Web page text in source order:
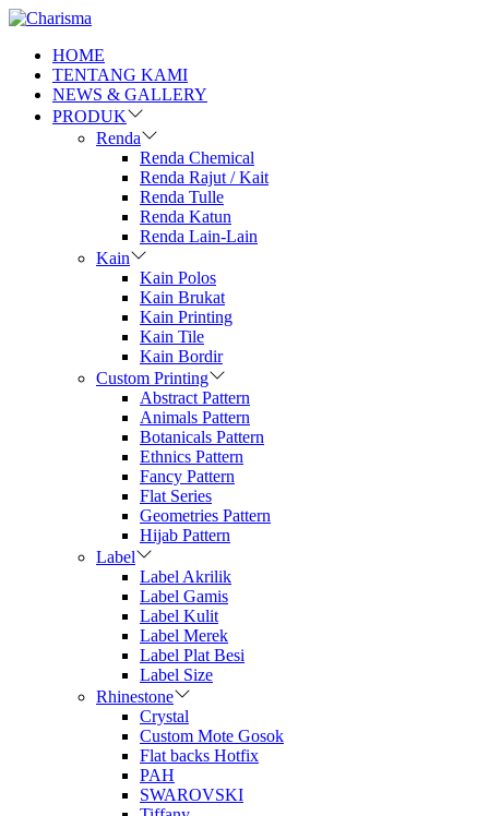
HOME
TENTANG KAMI
NEWS & GALLERY
PRODUK
Renda
Renda Chemical
Renda Rajut / Kait
Renda Tulle
Renda Katun
Renda Lain-Lain
Kain
Kain Polos
Kain Brukat
Kain Printing
Kain Tile
Kain Bordir
Custom Printing
Abstract Pattern
Animals Pattern
Botanicals Pattern
Ethnics Pattern
Fancy Pattern
Flat Series
Geometries Pattern
Hijab Pattern
Label
Label Akrilik
Label Gamis
Label Kulit
Label Merek
Label Plat Besi
Label Size
Rhinestone
Crystal
Custom Mote Gosok
Flat backs Hotfix
PAH
SWAROVSKI